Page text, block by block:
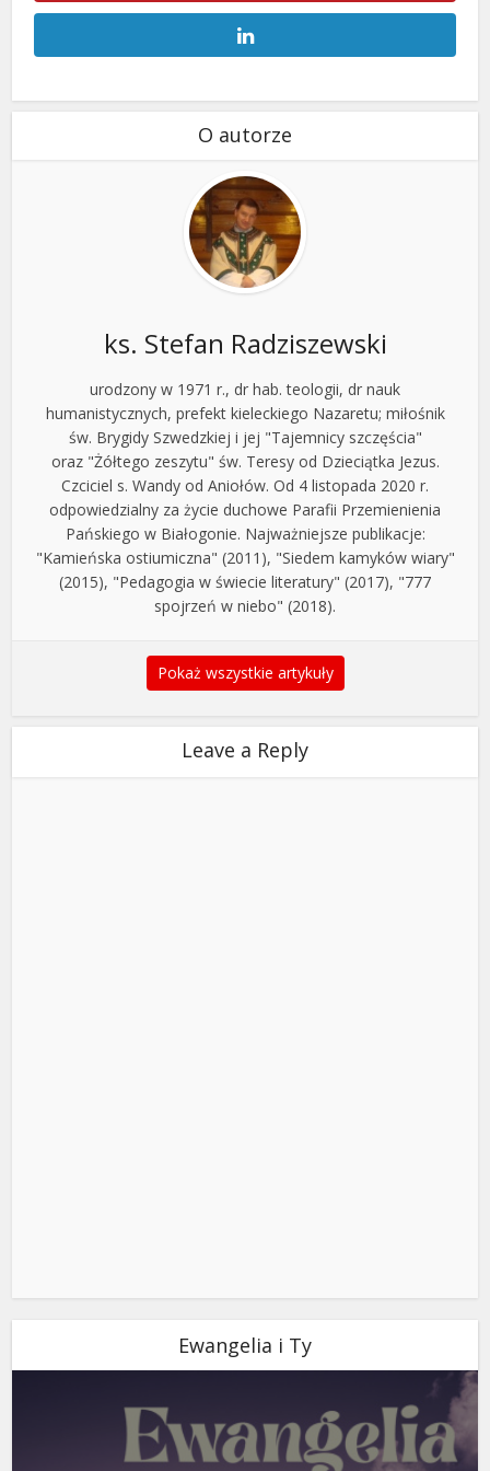
O autorze
ks. Stefan Radziszewski
urodzony w 1971 r., dr hab. teologii, dr nauk
humanistycznych, prefekt kieleckiego Nazaretu; miłośnik
św. Brygidy Szwedzkiej i jej "Tajemnicy szczęścia"
oraz "Żółtego zeszytu" św. Teresy od Dzieciątka Jezus.
Czciciel s. Wandy od Aniołów. Od 4 listopada 2020 r.
odpowiedzialny za życie duchowe Parafii Przemienienia
Pańskiego w Białogonie. Najważniejsze publikacje:
"Kamieńska ostiumiczna" (2011), "Siedem kamyków wiary"
(2015), "Pedagogia w świecie literatury" (2017), "777
spojrzeń w niebo" (2018).
Pokaż wszystkie artykuły
Leave a Reply
Ewangelia i Ty